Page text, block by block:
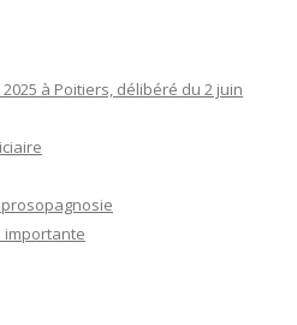
à Poitiers, délibéré du 2 juin
importante